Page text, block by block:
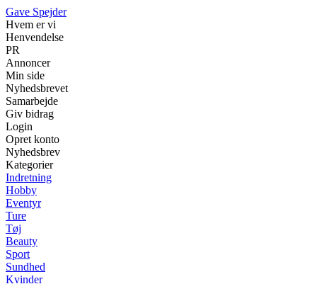
Gave Spejder
Hvem er vi
Henvendelse
PR
Annoncer
Min side
Nyhedsbrevet
Samarbejde
Giv bidrag
Login
Opret konto
Nyhedsbrev
Kategorier
Indretning
Hobby
Eventyr
Ture
Tøj
Beauty
Sport
Sundhed
Kvinder